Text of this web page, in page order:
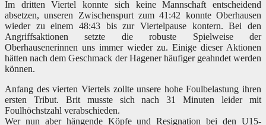
Im dritten Viertel konnte sich keine Mannschaft entscheidend
absetzen, unseren Zwischenspurt zum 41:42 konnte Oberhausen
wieder zu einem 48:43 bis zur Viertelpause kontern. Bei den
Angriffsaktionen setzte die robuste Spielweise der
Oberhausenerinnen uns immer wieder zu. Einige dieser Aktionen
hätten nach dem Geschmack der Hagener häufiger geahndet werden
können.
Anfang des vierten Viertels zollte unsere hohe Foulbelastung ihren
ersten Tribut. Brit musste sich nach 31 Minuten leider mit
Foulhöchstzahl verabschieden.
Wer nun aber hängende Köpfe und Resignation bei den U15-